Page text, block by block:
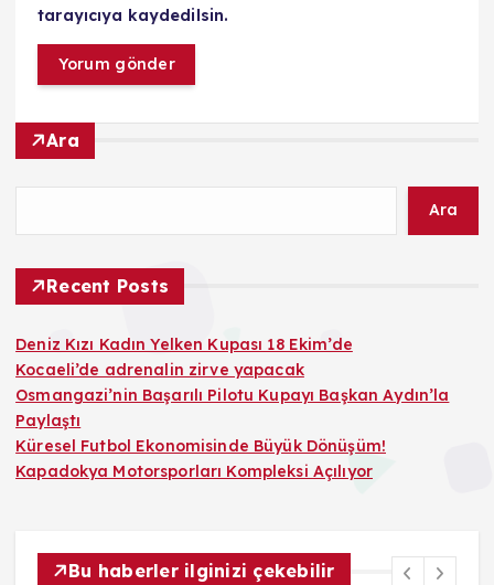
tarayıcıya kaydedilsin.
Ara
Ara
Recent Posts
Deniz Kızı Kadın Yelken Kupası 18 Ekim’de
Kocaeli’de adrenalin zirve yapacak
Osmangazi’nin Başarılı Pilotu Kupayı Başkan Aydın’la
Paylaştı
Küresel Futbol Ekonomisinde Büyük Dönüşüm!
Kapadokya Motorsporları Kompleksi Açılıyor
Bu haberler ilginizi çekebilir